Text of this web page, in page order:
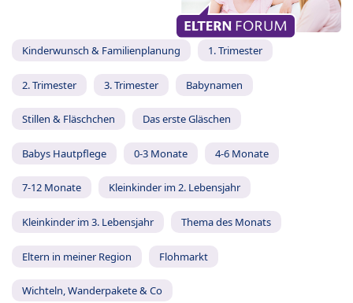
Kinderwunsch & Familienplanung 1. Trimester
2. Trimester 3. Trimester Babynamen
Stillen & Fläschchen Das erste Gläschen
Babys Hautpflege 0-3 Monate 4-6 Monate
7-12 Monate Kleinkinder im 2. Lebensjahr
Kleinkinder im 3. Lebensjahr Thema des Monats
Eltern in meiner Region Flohmarkt
Wichteln, Wanderpakete & Co